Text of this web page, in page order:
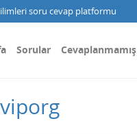
soru cevap platformu
Sorular Cevaplanmamış